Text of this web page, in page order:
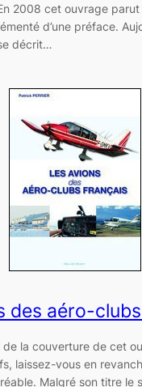
2008 cet ouvrage
d’une préface.
décrit…
des aéro-
de la couverture de cet
laissez-vous en
Malgré son titre le